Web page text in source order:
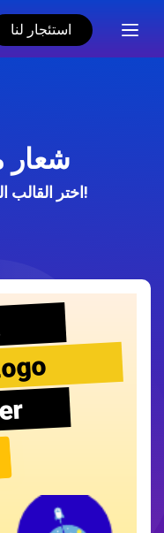
استئجار لنا
شعار
اختر القالب الذي يناسبك بشكل أفضل!